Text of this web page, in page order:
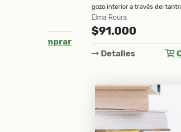
gozo interior a través del tantra
Elma Roura
$91.000
Detalles Comprar